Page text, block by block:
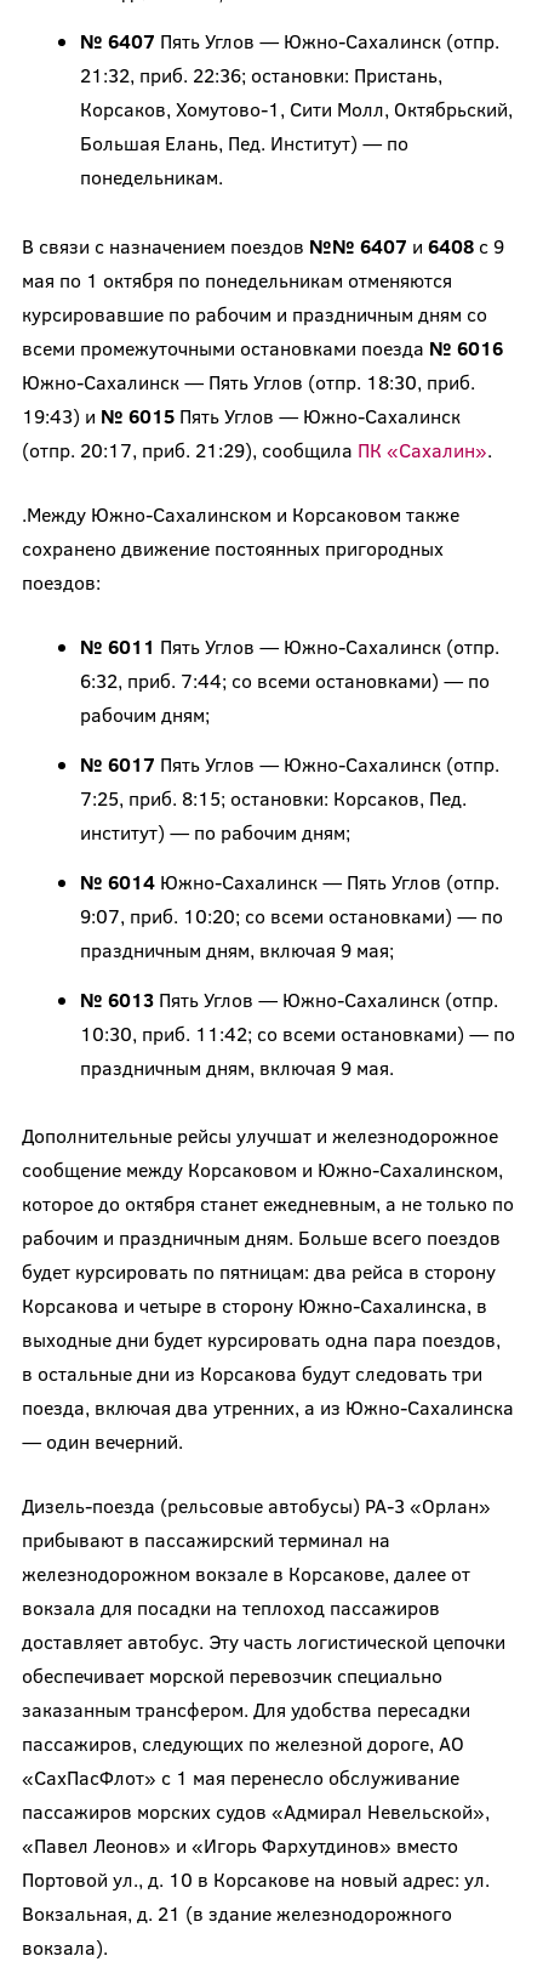
№ 6407 Пять Углов — Южно-Сахалинск (отпр.
21:32, приб. 22:36; остановки: Пристань,
Корсаков, Хомутово-1, Сити Молл, Октябрьский,
Большая Елань, Пед. Институт) — по
понедельникам.
В связи с назначением поездов №№ 6407 и 6408с 9
мая по 1 октября по понедельникам отменяются
курсировавшие по рабочим и праздничным дням со
всеми промежуточными остановками поезда № 6016
Южно-Сахалинск — Пять Углов (отпр. 18:30, приб.
19:43) и № 6015Пять Углов — Южно-Сахалинск
(отпр. 20:17, приб. 21:29), сообщила ПК «Сахалин».
.Между Южно-Сахалинском и Корсаковом также
сохранено движение постоянных пригородных
поездов:
№ 6011 Пять Углов — Южно-Сахалинск (отпр.
6:32, приб. 7:44; со всеми остановками) — по
рабочим дням;
№ 6017 Пять Углов — Южно-Сахалинск (отпр.
7:25, приб. 8:15; остановки: Корсаков, Пед.
институт) — по рабочим дням;
№ 6014 Южно-Сахалинск — Пять Углов (отпр.
9:07, приб. 10:20; со всеми остановками) — по
праздничным дням, включая 9 мая;
№ 6013 Пять Углов — Южно-Сахалинск (отпр.
10:30, приб. 11:42; со всеми остановками) — по
праздничным дням, включая 9 мая.
Дополнительные рейсы улучшат и железнодорожное
сообщение между Корсаковом и Южно-Сахалинском,
которое до октября станет ежедневным, а не только по
рабочим и праздничным дням. Больше всего поездов
будет курсировать по пятницам: два рейса в сторону
Корсакова и четыре в сторону Южно-Сахалинска, в
выходные дни будет курсировать одна пара поездов,
в остальные дни из Корсакова будут следовать три
поезда, включая два утренних, а из Южно-Сахалинска
— один вечерний.
Дизель-поезда (рельсовые автобусы) РА-3 «Орлан»
прибывают в пассажирский терминал на
железнодорожном вокзале в Корсакове, далее от
вокзала для посадки на теплоход пассажиров
доставляет автобус. Эту часть логистической цепочки
обеспечивает морской перевозчик специально
заказанным трансфером. Для удобства пересадки
пассажиров, следующих по железной дороге, АО
«СахПасФлот» с 1 мая перенесло обслуживание
пассажиров морских судов «Адмирал Невельской»,
«Павел Леонов» и «Игорь Фархутдинов» вместо
Портовой ул., д. 10 в Корсакове на новый адрес: ул.
Вокзальная, д. 21 (в здание железнодорожного
вокзала).